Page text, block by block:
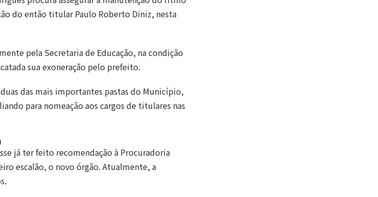
do então titular Paulo Roberto Diniz, nesta
pela Secretaria de Educação, na condição
sua exoneração pelo prefeito.
das mais importantes pastas do Município,
para nomeação aos cargos de titulares nas
já ter feito recomendação à Procuradoria
escalão, o novo órgão. Atualmente, a